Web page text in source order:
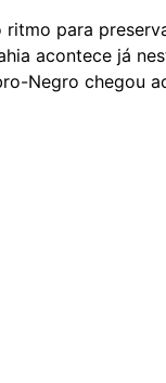
para
acontece já
Negro chegou